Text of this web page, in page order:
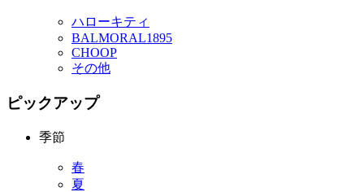
ハローキティ
BALMORAL1895
CHOOP
その他
ピックアップ
季節
春
夏